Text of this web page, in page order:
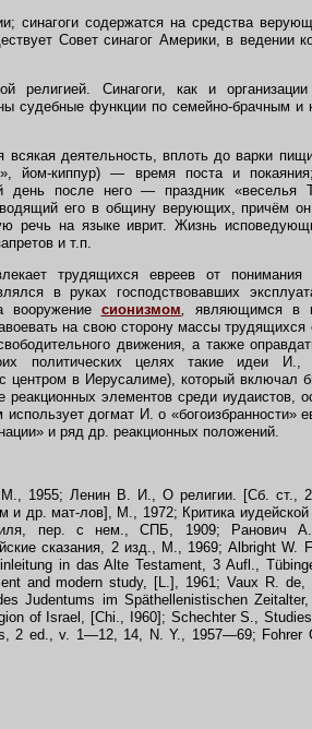
синагоги содержатся на средства
Совет синагог Америки, в ведении
Синагоги, как и организации
судебные функции по семейно-брачным и
деятельность, вплоть до варки
йом-киппур) — время поста и
день после него — праздник
его в общину верующих, причём
речь на языке иврит. Жизнь
и т.п.
трудящихся евреев от понимания
в руках господствовавших
вооружение сионизмом,
являющимся в
на свою сторону массы трудящихся
движения, а также
политических целях такие идеи И.,
центром в Иерусалиме), который включал
элементов среди иудаистов,
использует догмат И. о
и ряд др. реакционных положений.
1955; Ленин В. И., О религии. [Сб. ст.,
др. мат-лов], М., 1972; Критика иудейской
пер. с нем., СПБ, 1909; Ранович
сказания, 2 изд., М., 1969; Albright W.
in das Alte Testament, 3 Aufl., Tü
and modern study, [L.], 1961; Vaux R.
Judentums im Späthellenistischen
of Israel, [Chi., I960]; Schechter S.,
2 ed., v. 1—12, 14, N. Y., 1957—69; Fohrer